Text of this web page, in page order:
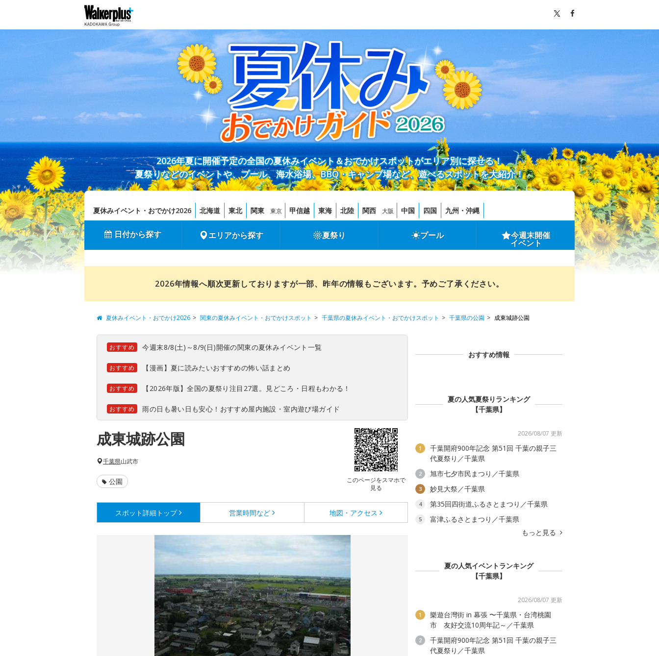
2026年夏に開催予定の全国の夏休みイベント＆おでかけスポットがエリア別に探せる！
夏祭りなどのイベントや、プール、海水浴場、BBQ・キャンプ場など、遊べるスポットを大紹介！
夏休みイベント・おでかけ2026 北海道 東北 関東 東京 甲信越 東海 北陸 関西 大阪 中国 四国 九州・沖縄
日付から探す エリアから探す 夏祭り プール 今週末開催
イベント
2026年情報へ順次更新しておりますが一部、昨年の情報もございます。予めご了承ください。
夏休みイベント・おでかけ2026 関東の夏休みイベント・おでかけスポット 千葉県の夏休みイベント・おでかけスポット 千葉県の公園 成東城跡公園
おすすめ 今週末8/8(土)～8/9(日)開催の関東の夏休みイベント一覧
おすすめ 【漫画】夏に読みたいおすすめの怖い話まとめ
おすすめ 【2026年版】全国の夏祭り注目27選。見どころ・日程もわかる！
おすすめ 雨の日も暑い日も安心！おすすめ屋内施設・室内遊び場ガイド
成東城跡公園
このページをスマホで
見る
千葉県山武市
公園
スポット詳細 トップ 営業時間など 地図・アクセス
おすすめ情報
夏の人気夏祭りランキング
【千葉県】
2026/08/07 更新
1
千葉開府900年記念 第51回 千葉の親子三
代夏祭り／千葉県
2 旭市七夕市民まつり／千葉県
3 妙見大祭／千葉県
4 第35回四街道ふるさとまつり／千葉県
5
富津ふるさとまつり／千葉県
もっと見る
夏の人気イベントランキング
【千葉県】
2026/08/07 更新
1
樂遊台灣街 in 幕張 〜千葉県・台湾桃園
市 友好交流10周年記～／千葉県
2
千葉開府900年記念 第51回 千葉の親子三
代夏祭り／千葉県